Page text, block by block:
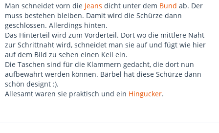
Man schneidet vorn die Jeans dicht unter dem Bund ab. Der
muss bestehen bleiben. Damit wird die Schürze dann
geschlossen. Allerdings hinten.
Das Hinterteil wird zum Vorderteil. Dort wo die mittlere Naht
zur Schrittnaht wird, schneidet man sie auf und fügt wie hier
auf dem Bild zu sehen einen Keil ein.
Die Taschen sind für die Klammern gedacht, die dort nun
aufbewahrt werden können. Bärbel hat diese Schürze dann
schön designt :).
Allesamt waren sie praktisch und ein Hingucker.